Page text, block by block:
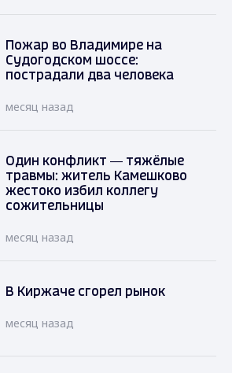
Пожар во Владимире на
Судогодском шоссе:
пострадали два человека
месяц назад
Один конфликт — тяжёлые
травмы: житель Камешково
жестоко избил коллегу
сожительницы
месяц назад
В Киржаче сгорел рынок
месяц назад